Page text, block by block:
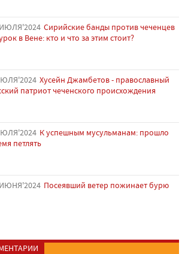
Сирийские банды против чеченцев
в Вене: кто и что за этим стоит?
Хусейн Джамбетов - православный
патриот чеченского происхождения
К успешным мусульманам: прошло
петлять
Посеявший ветер пожинает бурю